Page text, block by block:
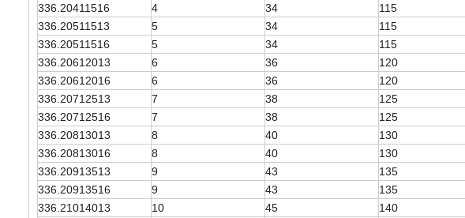
336.20411516
4 34 115
336.20511513
5 34 115
336.20511516
5 34 115
336.20612013
6 36 120
336.20612016
6 36 120
336.20712513
7 38 125
336.20712516
7 38 125
336.20813013
8 40 130
336.20813016
8 40 130
336.20913513
9 43 135
336.20913516
9 43 135
336.21014013
10 45 140